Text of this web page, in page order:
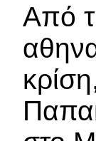
Από